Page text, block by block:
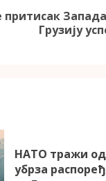
притисак
Грузију
НАТО тражи од
убрза